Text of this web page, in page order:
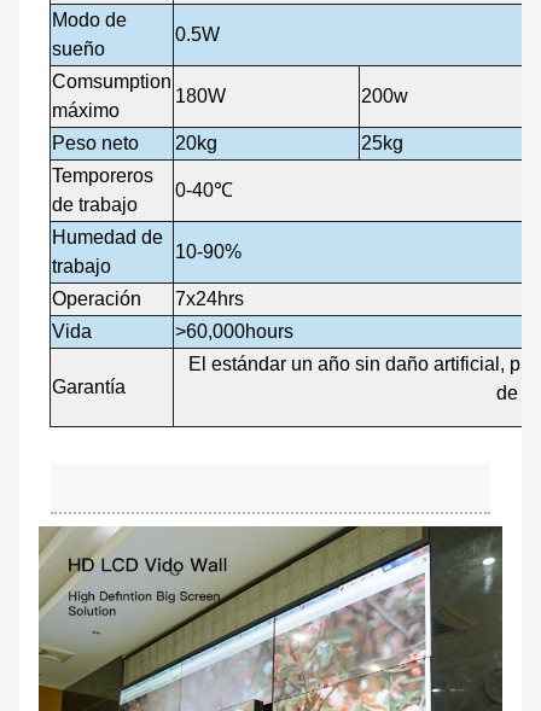
Modo de
sueño
0.5W
Comsumption
máximo
180W 200w
Peso neto 20kg
25kg
Temporeros
de trabajo
0-40℃
Humedad de
trabajo
10-90%
Operación
7x24hrs
Vida
>60,000hours
Garantía
El estándar un año sin daño artificial,
de